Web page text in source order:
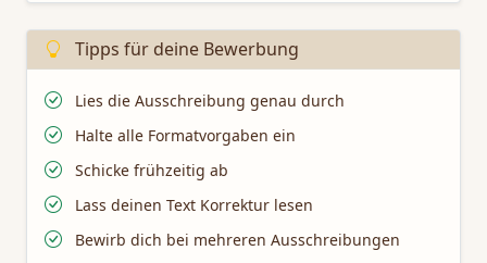
Tipps für deine Bewerbung
Lies die Ausschreibung genau durch
Halte alle Formatvorgaben ein
Schicke frühzeitig ab
Lass deinen Text Korrektur lesen
Bewirb dich bei mehreren Ausschreibungen